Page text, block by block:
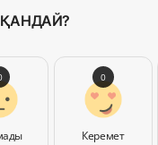
Керемет
0